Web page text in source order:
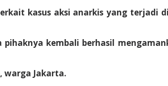
kasus aksi anarkis yang terjadi
kembali berhasil
warga Jakarta.